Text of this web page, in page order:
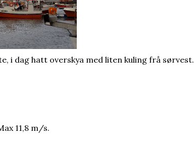
i dag hatt overskya med liten kuling frå sørvest.
11,8 m/s.